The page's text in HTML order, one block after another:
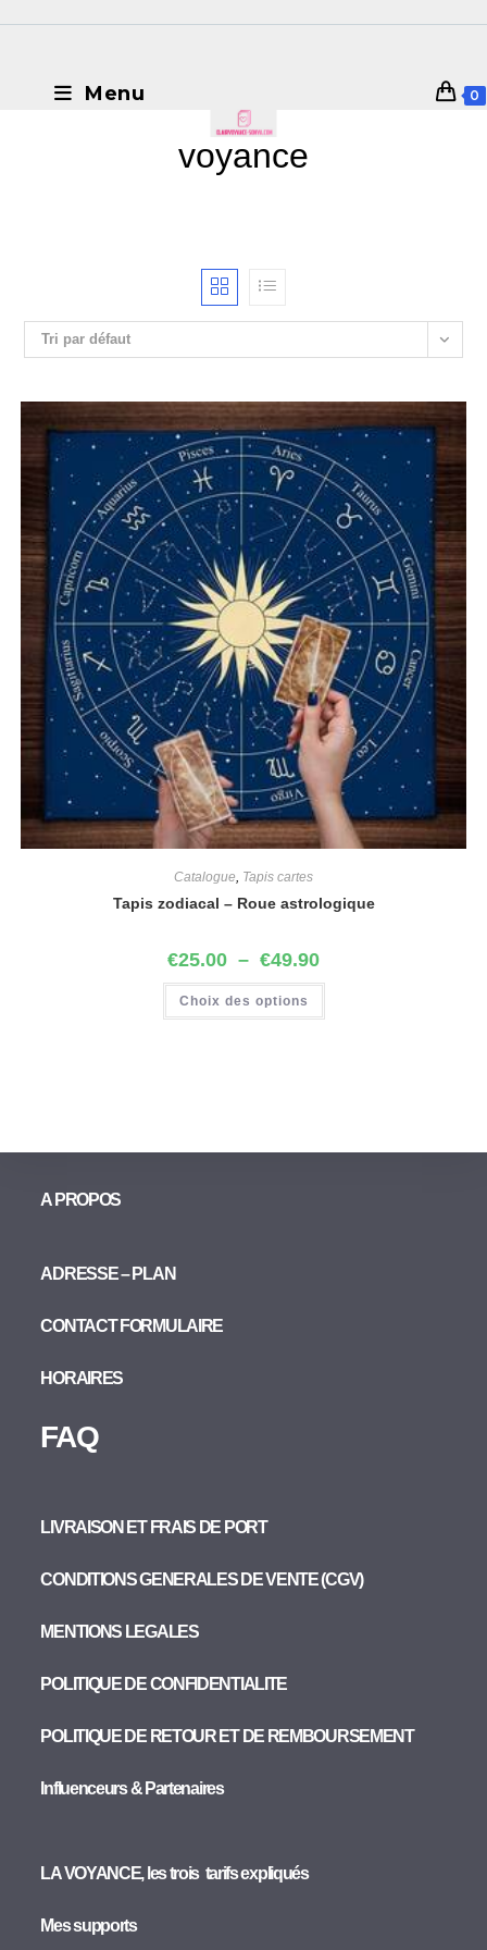
Menu 0
voyance
Tri par défaut
Catalogue Tapis cartes
Tapis zodiacal – Roue astrologique
€25.00 – €49.90
Choix des options
A PROPOS
ADRESSE – PLAN
CONTACT FORMULAIRE
HORAIRES
FAQ
LIVRAISON ET FRAIS DE PORT
CONDITIONS GENERALES DE VENTE (CGV)
MENTIONS LEGALES
POLITIQUE DE CONFIDENTIALITE
POLITIQUE DE RETOUR ET DE REMBOURSEMENT
Influenceurs & Partenaires
LA VOYANCE, les trois tarifs expliqués
Mes supports